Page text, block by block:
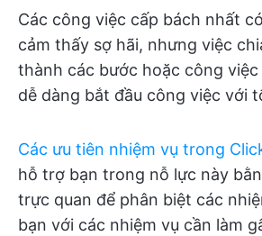
Các công việc cấp bách nhất
cảm thấy sợ hãi, nhưng việc
thành các bước hoặc công việc
dễ dàng bắt đầu công việc với
Các ưu tiên nhiệm vụ trong
hỗ trợ bạn trong nỗ lực này
trực quan để phân biệt các
bạn với các nhiệm vụ cần làm